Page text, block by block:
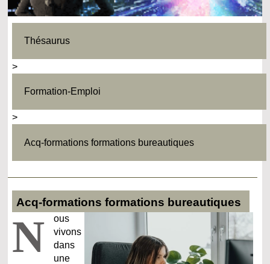
Thésaurus
>
Formation-Emploi
>
Acq-formations formations bureautiques
Acq-formations formations bureautiques
N
ous
vivons
dans
une